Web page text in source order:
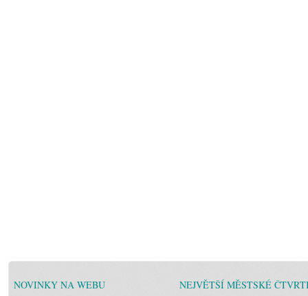
NOVINKY NA WEBU NEJVĚTŠÍ MĚSTSKÉ